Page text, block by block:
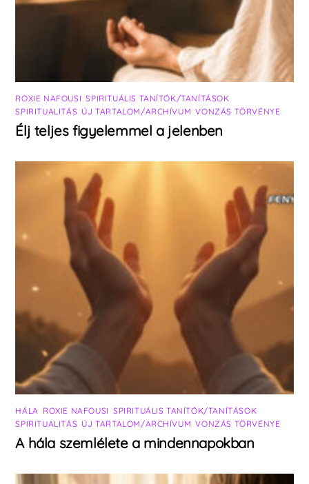
ROXIE NAFOUSI ,SPIRITUÁLIS TANÍTÓK/TANÍTÁSOK
SPIRITUALITÁS ÚJ TARTALOM/ARCHÍVUM ,VONZÁS TÖRVÉNYE
Élj teljes figyelemmel a jelenben
HÁLA ROXIE NAFOUSI SPIRITUÁLIS TANÍTÓK/TANÍTÁSOK
SPIRITUALITÁS ÚJ TARTALOM/ARCHÍVUM ,VONZÁS TÖRVÉNYE
A hála szemlélete a mindennapokban